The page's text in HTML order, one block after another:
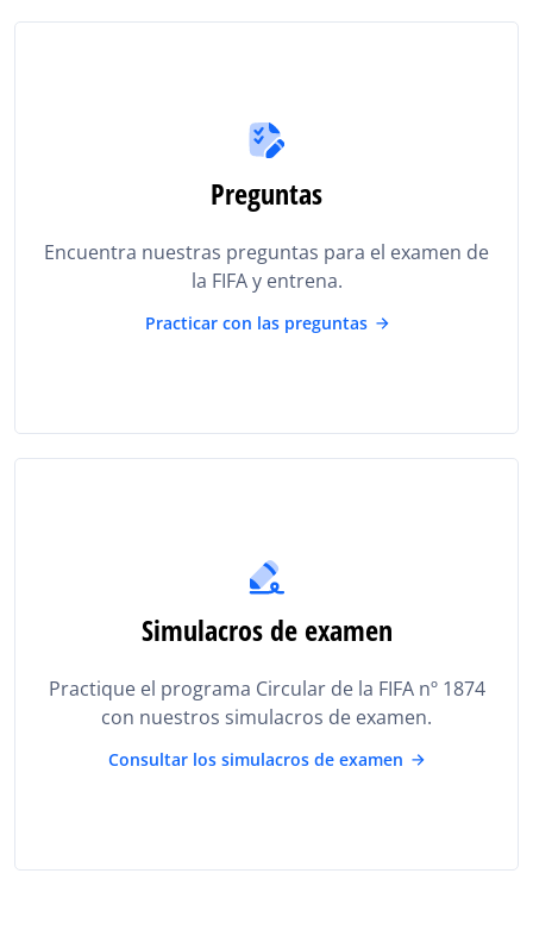
Preguntas
Encuentra nuestras preguntas para el examen de
la FIFA y entrena.
Practicar con las preguntas
Simulacros de examen
Practique el programa Circular de la FIFA nº 1874
con nuestros simulacros de examen.
Consultar los simulacros de examen